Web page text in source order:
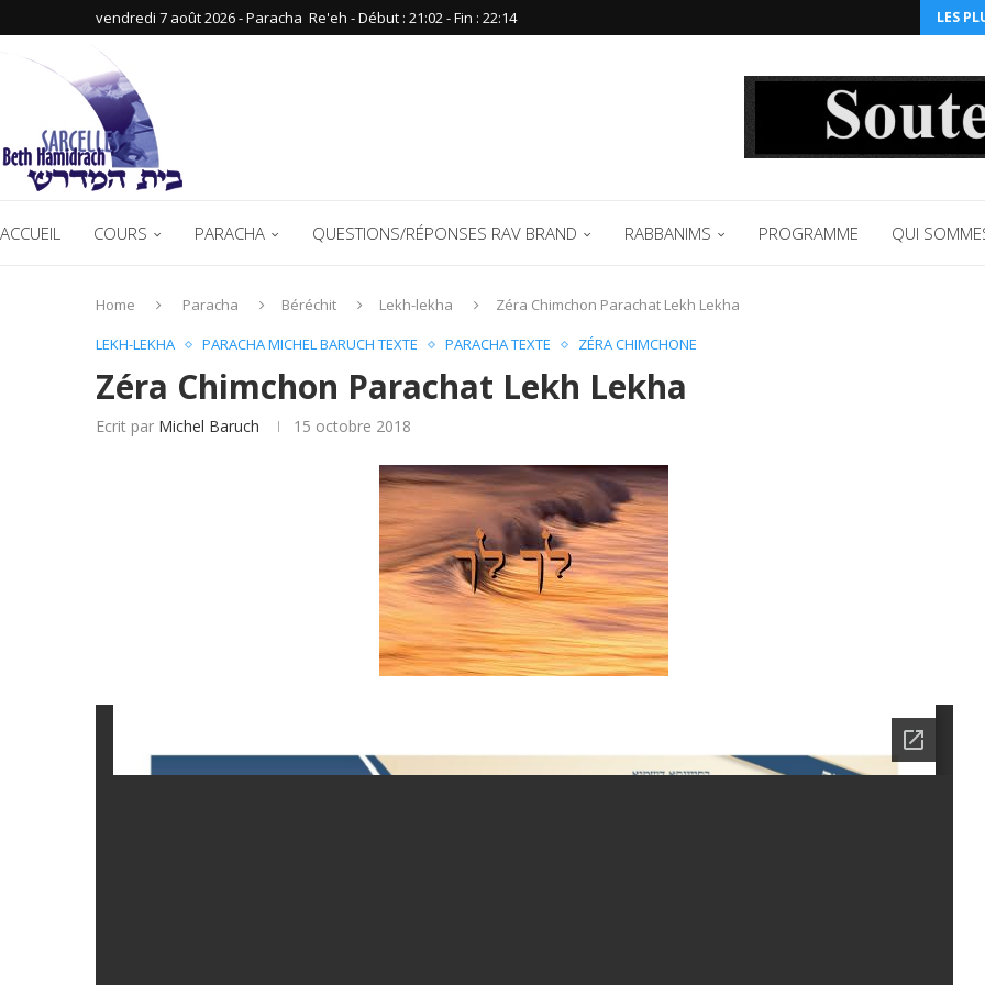
vendredi 7 août 2026 - Paracha ‪ Re'eh‬ - Début : 21:02‬ - Fin : ‪22:14‬ LES
ACCUEIL COURS PARACHA QUESTIONS/RÉPONSES RAV BRAND RABBANIMS PROGRAMME QUI
Home Paracha Béréchit Lekh-lekha
Zéra Chimchon Parachat Lekh Lekha
LEKH-LEKHA
PARACHA MICHEL BARUCH TEXTE PARACHA TEXTE ZÉRA CHIMCHONE
Zéra Chimchon Parachat Lekh Lekha
Ecrit par Michel Baruch 15 octobre 2018